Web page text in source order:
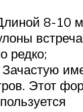
8-10
редко;
Этот